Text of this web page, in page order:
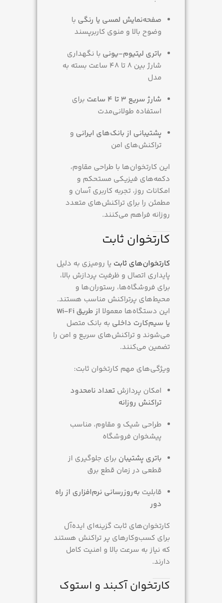
صفحه‌نمایش لمسی یا رنگی با
وضوح بالا و منوی کاربرپسند
باتری لیتیوم-یونی با نگهداری
شارژ بین 8 تا 48 ساعت بسته به
مدل
شارژ سریع 3 تا 4 ساعت
برای
استفاده طولانی‌مدت
پشتیبانی از بانک‌های ایرانی و
تراکنش‌های امن
این کارتخوان‌ها با طراحی مقاوم،
دکمه‌های فیزیکی مستحکم و
امکانات روز، تجربه کاربری آسان و
مطمئن را برای تراکنش‌های متعدد
روزانه فراهم می‌کنند.
کارتخوان ثابت
کارتخوان‌های ثابت یا رومیزی به دلیل
پایداری اتصال و ظرفیت پردازش بالا،
برای فروشگاه‌ها، رستوران‌ها و
محیط‌های پرتراکنش مناسب هستند.
این دستگاه‌ها معمولا
از طریق Wi-Fi
یا سیم‌کارت داخلی به بانک متصل
می‌شوند و تراکنش‌های سریع و امن را
تضمین می‌کنند.
ویژگی‌های مهم کارتخوان ثابت:
امکان پردازش تعداد نامحدود
تراکنش روزانه
طراحی شیک و مقاوم، مناسب
پیشخوان فروشگاه
باتری پشتیبان برای جلوگیری از
قطعی در زمان قطع برق
قابلیت به‌روزرسانی نرم‌افزاری از راه
دور
کارتخوان‌های ثابت گزینه‌ای ایده‌آل
برای کسب‌وکارهای پر تراکنش هستند
که نیاز به سرعت بالا و امنیت کامل
دارند.
کارتخوان آکبند و استوک